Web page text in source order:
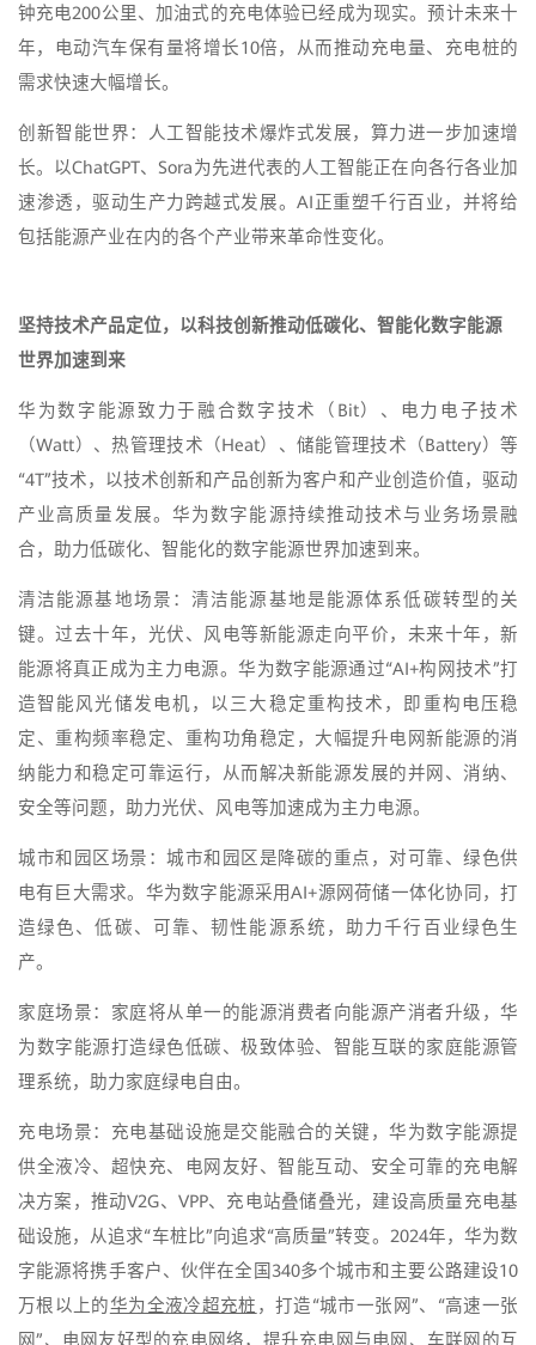
钟充电200公里、加油式的充电体验已经成为现实。预计未来十
年，电动汽车保有量将增长10倍，从而推动充电量、充电桩的
需求快速大幅增长。
创新智能世界：人工智能技术爆炸式发展，算力进一步加速增
长。以ChatGPT、Sora为先进代表的人工智能正在向各行各业加
速渗透，驱动生产力跨越式发展。AI正重塑千行百业，并将给
包括能源产业在内的各个产业带来革命性变化。
坚持技术产品定位，以科技创新推动低碳化、智能化数字能源
世界加速到来
华为数字能源致力于融合数字技术（Bit）、电力电子技术
（Watt）、热管理技术（Heat）、储能管理技术（Battery）等
“4T”技术，以技术创新和产品创新为客户和产业创造价值，驱动
产业高质量发展。华为数字能源持续推动技术与业务场景融
合，助力低碳化、智能化的数字能源世界加速到来。
清洁能源基地场景：清洁能源基地是能源体系低碳转型的关
键。过去十年，光伏、风电等新能源走向平价，未来十年，新
能源将真正成为主力电源。华为数字能源通过“AI+构网技术”打
造智能风光储发电机，以三大稳定重构技术，即重构电压稳
定、重构频率稳定、重构功角稳定，大幅提升电网新能源的消
纳能力和稳定可靠运行，从而解决新能源发展的并网、消纳、
安全等问题，助力光伏、风电等加速成为主力电源。
城市和园区场景：城市和园区是降碳的重点，对可靠、绿色供
电有巨大需求。华为数字能源采用AI+源网荷储一体化协同，打
造绿色、低碳、可靠、韧性能源系统，助力千行百业绿色生
产。
家庭场景：家庭将从单一的能源消费者向能源产消者升级，华
为数字能源打造绿色低碳、极致体验、智能互联的家庭能源管
理系统，助力家庭绿电自由。
充电场景：充电基础设施是交能融合的关键，华为数字能源提
供全液冷、超快充、电网友好、智能互动、安全可靠的充电解
决方案，推动V2G、VPP、充电站叠储叠光，建设高质量充电基
础设施，从追求“车桩比”向追求“高质量”转变。2024年，华为数
字能源将携手客户、伙伴在全国340多个城市和主要公路建设10
万根以上的华为全液冷超充桩 ，打造“城市一张网”、“高速一张
网”、电网友好型的充电网络，提升充电网与电网、车联网的互